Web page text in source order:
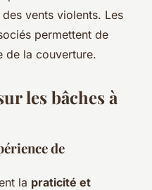
vents violents. Les
permettent de
de la couverture.
les bâches à
de
la praticité et